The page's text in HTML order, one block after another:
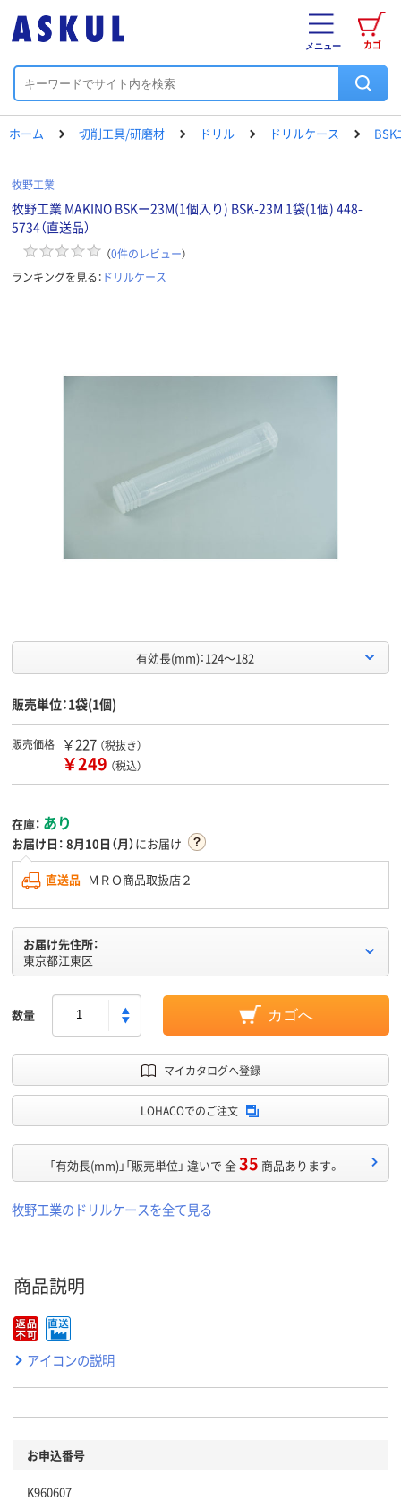
カゴ
メニュー
ホーム 切削工具/研磨材 ドリル ドリルケース BSK
牧野工業
牧野工業 MAKINO BSKー23M(1個入り) BSK-23M 1袋(1個) 448-
5734（直送品）
（0件のレビュー）
ランキングを見る： ドリルケース
有効長(mm)：124～182
販売単位：1袋(1個)
販売価格 ￥227 （税抜き）
￥249 （税込）
在庫： あり
お届け日： 8月10日（月）にお届け
直送品 ＭＲＯ商品取扱店２
お届け先住所：
東京都江東区
数量 カゴへ
マイカタログへ登録
LOHACOでのご注文
「有効長(mm)」「販売単位」 違いで 全35 商品あります。
牧野工業のドリルケースを全て見る
商品説明
アイコンの説明
お申込番号
K960607